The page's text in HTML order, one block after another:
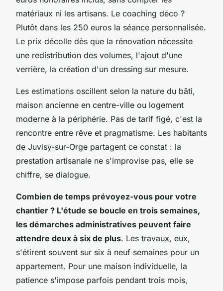
matériaux ni les artisans. Le coaching déco ?
Plutôt dans les 250 euros la séance personnalisée.
Le prix décolle dès que la rénovation nécessite
une redistribution des volumes, l'ajout d'une
verrière, la création d'un dressing sur mesure.
Les estimations oscillent selon la nature du bâti,
maison ancienne en centre-ville ou logement
moderne à la périphérie. Pas de tarif figé, c'est la
rencontre entre rêve et pragmatisme. Les habitants
de Juvisy-sur-Orge partagent ce constat : la
prestation artisanale ne s'improvise pas, elle se
chiffre, se dialogue.
Combien de temps prévoyez-vous pour votre
chantier ? L'étude se boucle en trois semaines,
les démarches administratives peuvent faire
attendre deux à six de plus. Les travaux, eux,
s'étirent souvent sur six à neuf semaines pour un
appartement. Pour une maison individuelle, la
patience s'impose parfois pendant trois mois,